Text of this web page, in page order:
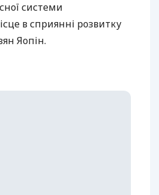
системи
в сприянні розвитку
Яопін.